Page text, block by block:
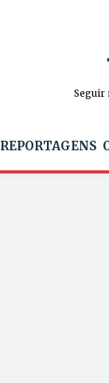
Seguir
REPORTAGENS